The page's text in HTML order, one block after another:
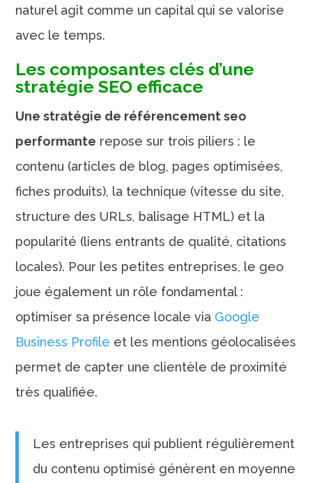
naturel agit comme un capital qui se valorise
avec le temps.
Les composantes clés d’une
stratégie SEO efficace
Une stratégie de référencement seo
performante repose sur trois piliers : le
contenu (articles de blog, pages optimisées,
fiches produits), la technique (vitesse du site,
structure des URLs, balisage HTML) et la
popularité (liens entrants de qualité, citations
locales). Pour les petites entreprises, le geo
joue également un rôle fondamental :
optimiser sa présence locale via Google
Business Profile et les mentions géolocalisées
permet de capter une clientèle de proximité
très qualifiée.
Les entreprises qui publient régulièrement
du contenu optimisé génèrent en moyenne